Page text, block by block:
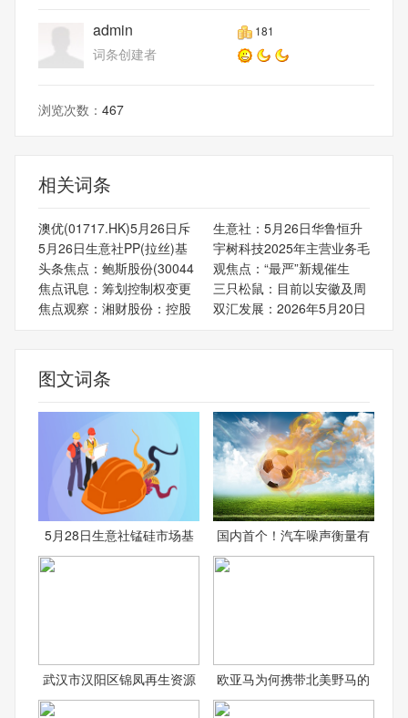
admin 181
词条创建者
浏览次数： 467
相关词条
澳优(01717.HK)5月26日斥
生意社：5月26日华鲁恒升
5月26日生意社PP(拉丝)基
宇树科技2025年主营业务毛
头条焦点：鲍斯股份(30044
观焦点：“最严”新规催生
焦点讯息：筹划控制权变更
三只松鼠：目前以安徽及周
焦点观察：湘财股份：控股
双汇发展：2026年5月20日
图文词条
5月28日生意社锰硅市场基 国内首个！汽车噪声衡量有
武汉市汉阳区锦凤再生资源 欧亚马为何携带北美野马的